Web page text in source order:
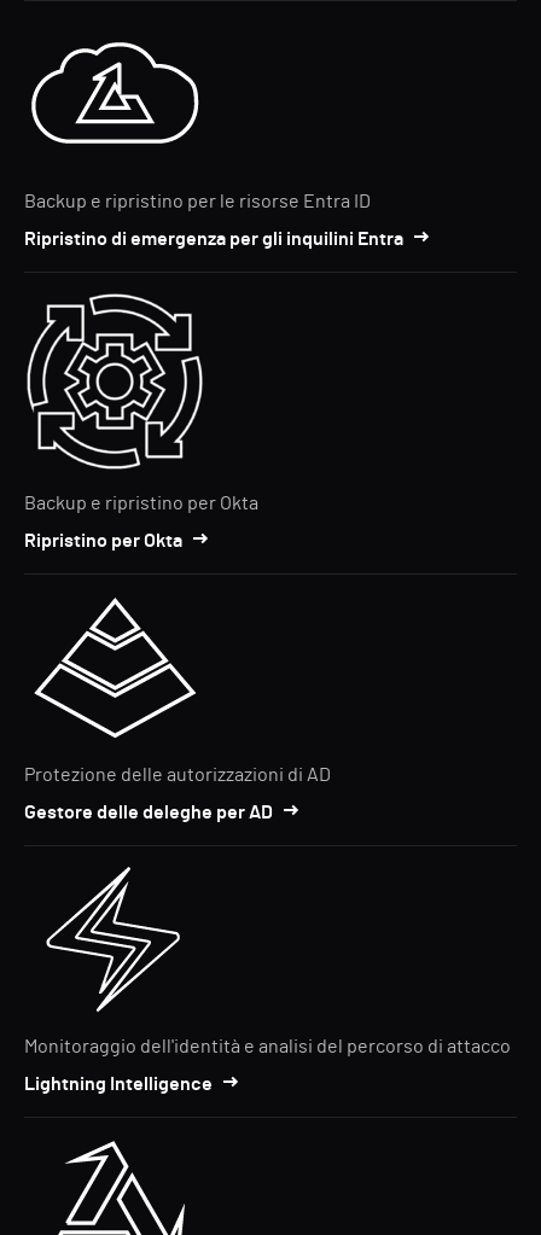
Backup e ripristino per le risorse Entra ID
Ripristino di emergenza per gli inquilini Entra
Backup e ripristino per Okta
Ripristino per Okta
Protezione delle autorizzazioni di AD
Gestore delle deleghe per AD
Monitoraggio dell'identità e analisi del percorso di attacco
Lightning Intelligence